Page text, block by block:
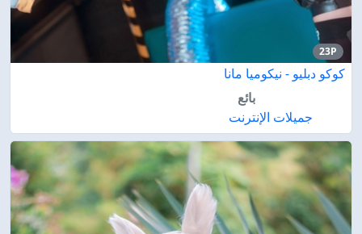
23P
كوكو دبليو - نيكوميا مانا
بائع
جميلات الإنترنت